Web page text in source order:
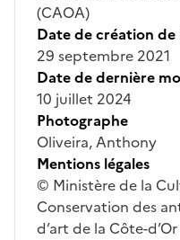
(CAOA)
Date de création
29 septembre 2021
Date de dernière
10 juillet 2024
Photographe
Oliveira, Anthony
Mentions légales
© Ministère de la
Conservation des
d’art de la Côte-